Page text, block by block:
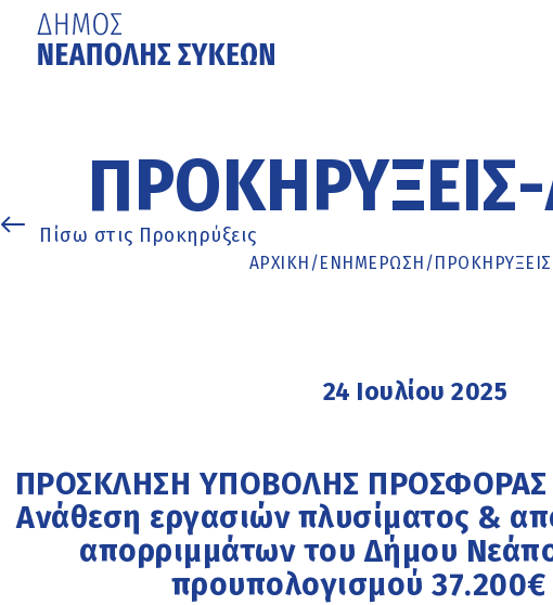
περιεχόμενο
Πίσω στις Προκηρύξεις
ΑΡΧΙΚΉ /ΕΝΗΜΈΡΩΣΗ /ΠΡΟΚΗΡΥΞΕΙΣ
24 Ιουλίου 2025
ΠΡΟΣΚΛΗΣΗ ΥΠΟΒΟΛΗΣ ΠΡΟΣΦΟΡΑΣ
Ανάθεση εργασιών πλυσίματος &
απορριμμάτων του Δήμου
προυπολογισμού